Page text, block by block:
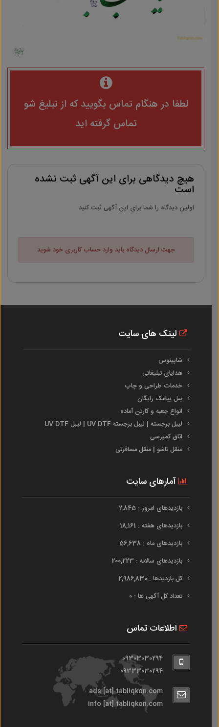
لطفا در هنگام تماس بگویید که از تبلیغ شو
تماس گرفته اید
هیچ دیدگاهی برای این آگهی ثبت نشده
است
اولین دیدگاه را شما برای این آگهی ثبت کنید
جهت ارسال دیدگاه باید وارد حساب کاربری خود شوید
لینک های سایت
شاپینوس
هدایای تبلیغاتی
خدمات طراحی و چاپ
پنل پیامک رایگان
انواع جعبه و کارتن آماده
لیبل برجسته | لیبل برجسته UV DTF | لیبل UV DTF
اتاق کمپرسی
منقل تاشو | منقل مسافرتی
آمارهای سایت
بازدیدهای امروز : 2,845
بازدیدهای هفته : 18,161
بازدیدهای ماه : 56,638
بازدیدهای سالانه : 200,223
کل بازدیدها : 2,986,830
تعداد کل آگهی ها : 0
اطلاعات تماس
09303030294
09333030294
ads [at] tabliqkon.com
info [at] tabliqkon.com